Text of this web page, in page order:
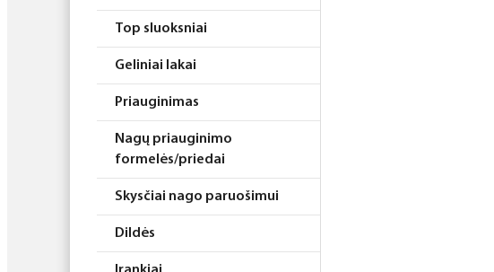
Top sluoksniai
Geliniai lakai
Priauginimas
Nagų priauginimo
formelės/priedai
Skysčiai nago paruošimui
Dildės